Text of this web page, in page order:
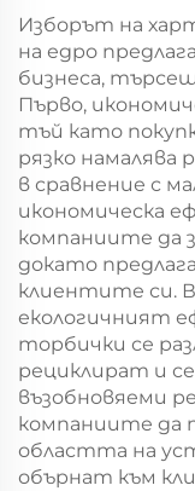
за екранна
Нова
Кристемас,
за
храна
Изборът на
на едро
бизнеса,
Първо,
тъй като
рязко намалява
в сравнение с
икономическа
компаниите да
докато
клиентите си.
екологичният
торбички се
рециклират и
възобновяеми
компаниите да
областта на
обърнат към